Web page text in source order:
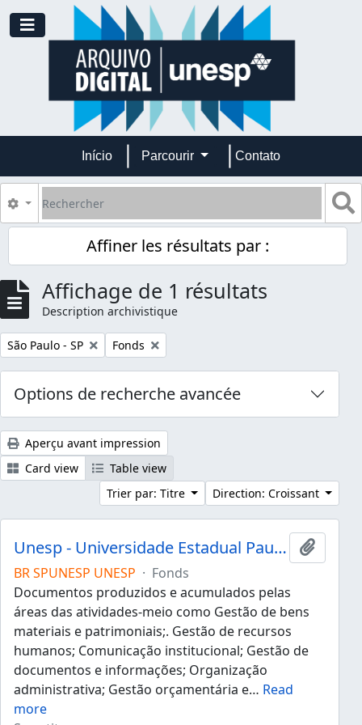
Skip to main content
Toggle navigation
Início Parcourir Contato
Rechercher
Search options
Affiner les résultats par :
Affichage de 1 résultats
Description archivistique
Remove filter:
São Paulo - SP Remove filter:
Fonds
Options de recherche avancée
Aperçu avant impression
Card view
Table view
Trier par: Titre
Direction: Croissant
Unesp - Universidade Estadual Paulista "Júlio de Mesquita Filho"
Ajouter
BR SPUNESP UNESP · Fonds
Documentos produzidos e acumulados pelas
áreas das atividades-meio como Gestão de bens
materiais e patrimoniais;. Gestão de recursos
humanos; Comunicação institucional; Gestão de
documentos e informações; Organização
administrativa; Gestão orçamentária e… Read
more